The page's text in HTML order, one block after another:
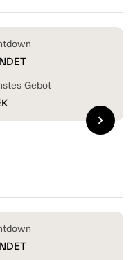
Gebot
chevron_right